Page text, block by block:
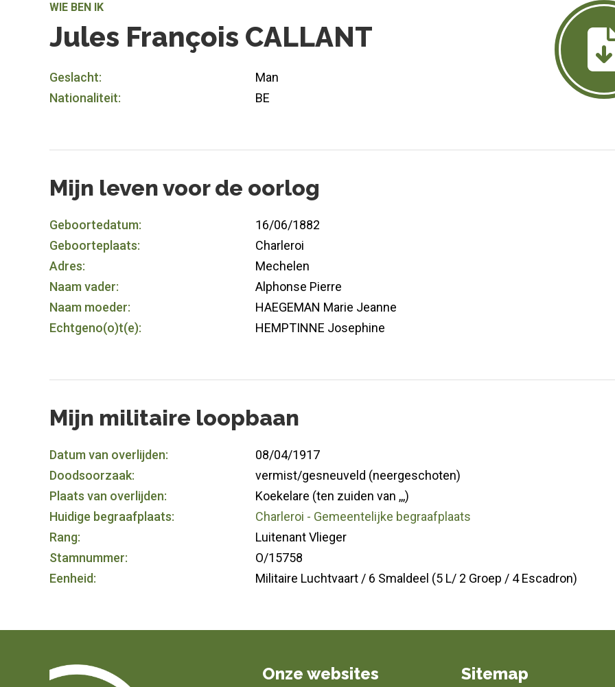
WIE BEN IK
Jules François CALLANT
Geslacht:
Man
Nationaliteit:
BE
Mijn leven voor de oorlog
Geboortedatum:
16/06/1882
Geboorteplaats:
Charleroi
Adres:
Mechelen
Naam vader:
Alphonse Pierre
Naam moeder:
HAEGEMAN Marie Jeanne
Echtgeno(o)t(e):
HEMPTINNE Josephine
Mijn militaire loopbaan
Datum van overlijden:
08/04/1917
Doodsoorzaak:
vermist/gesneuveld (neergeschoten)
Plaats van overlijden:
Koekelare (ten zuiden van ,,,)
Huidige begraafplaats:
Charleroi - Gemeentelijke begraafplaats
Rang:
Luitenant Vlieger
Stamnummer:
O/15758
Eenheid:
Militaire Luchtvaart / 6 Smaldeel (5 L/ 2 Groep / 4 Escadron)
Onze websites Sitemap